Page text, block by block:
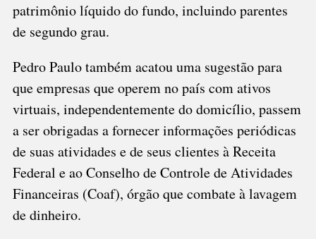
patrimônio líquido do fundo, incluindo parentes
de segundo grau.
Pedro Paulo também acatou uma sugestão para
que empresas que operem no país com ativos
virtuais, independentemente do domicílio, passem
a ser obrigadas a fornecer informações periódicas
de suas atividades e de seus clientes à Receita
Federal e ao Conselho de Controle de Atividades
Financeiras (Coaf), órgão que combate à lavagem
de dinheiro.